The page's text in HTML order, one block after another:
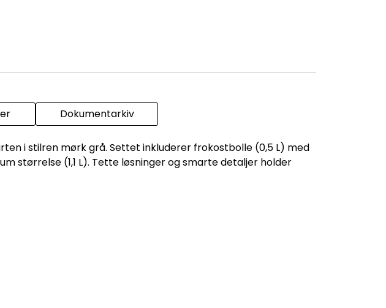
Dokumentarkiv
i stilren mørk grå. Settet inkluderer frokostbolle (0,5 L) med
størrelse (1,1 L). Tette løsninger og smarte detaljer holder